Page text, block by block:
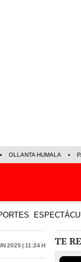
OLLANTA HUMALA
2025 | 11:24 h TE